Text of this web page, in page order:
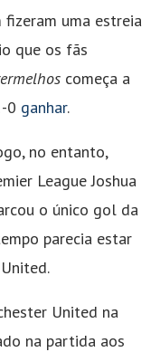
uma estreia
que os fãs
começa a
0 ganhar.
no entanto,
League Joshua
o único gol da
parecia estar
United na
na partida aos